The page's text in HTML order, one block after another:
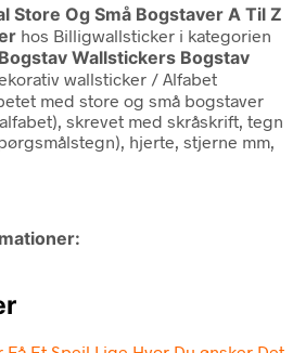
Store Og Små Bogstaver A Til Z
hos Billigwallsticker i kategorien
Wallstickers Bogstav
wallsticker / Alfabet
med store og små bogstaver
skrevet med skråskrift, tegn
hjerte, stjerne mm,